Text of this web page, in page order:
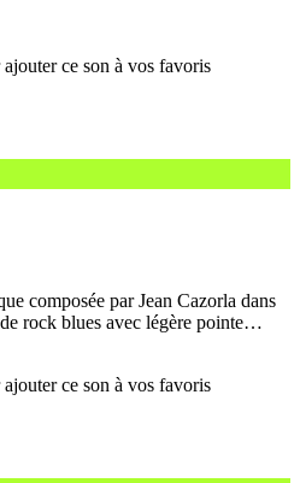
composée par Jean Cazorla dans
rock blues avec légère pointe…